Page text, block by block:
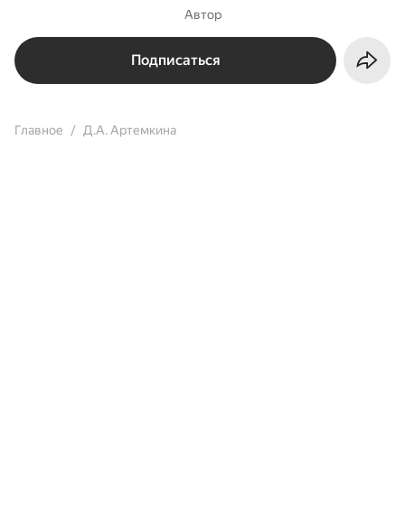
Автор
Подписаться
Главное Д.А. Артемкина